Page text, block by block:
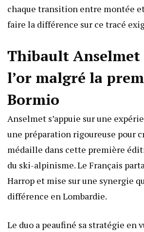
chaque transition entre montée
faire la différence sur ce tracé
Thibault Anselmet
l’or malgré la
Bormio
Anselmet s’appuie sur une
une préparation rigoureuse pour
médaille dans cette première
du ski-alpinisme. Le Français
Harrop et mise sur une synergie
différence en Lombardie.
Le duo a peaufiné sa stratégie en